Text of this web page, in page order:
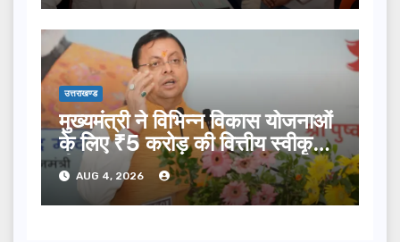
उत्तराखण्ड
मुख्यमंत्री ने विभिन्न विकास योजनाओं
के लिए ₹5 करोड़ की वित्तीय स्वीकृति
दी…AUG 4, 2026